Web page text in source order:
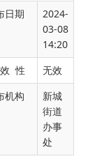
日期
2024-
03-08
14:20
性
无效
机构
新城
街道
办事
处
的领
工负
党委